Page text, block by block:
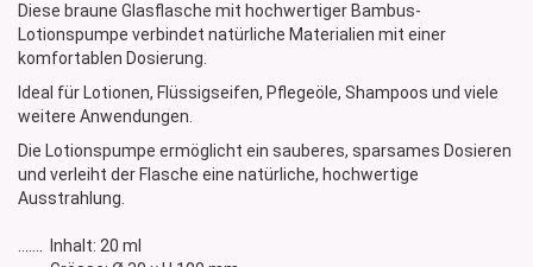
Diese braune Glasflasche mit hochwertiger Bambus-
Lotionspumpe verbindet natürliche Materialien mit einer
komfortablen Dosierung.
Ideal für Lotionen, Flüssigseifen, Pflegeöle, Shampoos und viele
weitere Anwendungen.
Die Lotionspumpe ermöglicht ein sauberes, sparsames Dosieren
und verleiht der Flasche eine natürliche, hochwertige
Ausstrahlung.
....... Inhalt: 20 ml